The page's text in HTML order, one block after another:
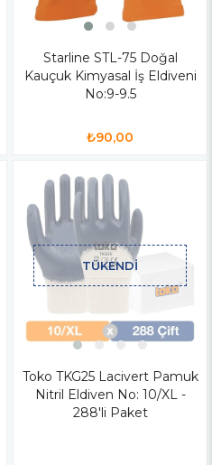
Starline STL-75 Doğal
Kauçuk Kimyasal İş Eldiveni
No:9-9.5
₺90,00
TÜKENDI
Toko TKG25 Lacivert Pamuk
Nitril Eldiven No: 10/XL -
288'li Paket